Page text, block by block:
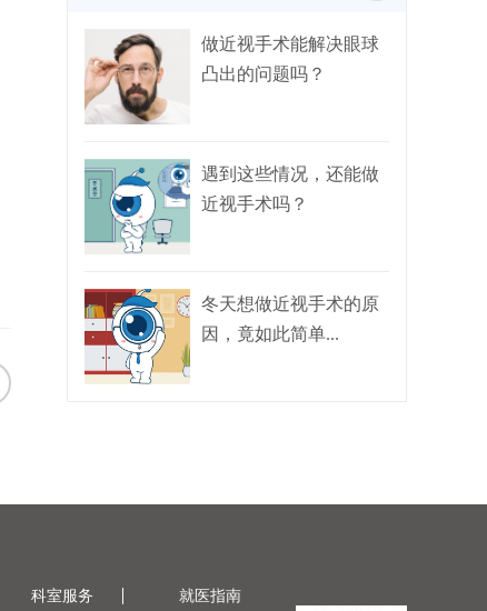
做近视手术能解决眼球
凸出的问题吗？
遇到这些情况，还能做
近视手术吗？
冬天想做近视手术的原
因，竟如此简单...
科室服务 就医指南